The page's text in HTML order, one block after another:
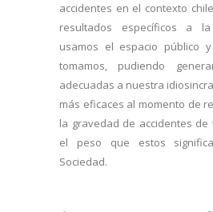
accidentes en el contexto
resultados específicos a
usamos el espacio público
tomamos, pudiendo
adecuadas a nuestra
más eficaces al momento de
la gravedad de accidentes de
el peso que estos
Sociedad.